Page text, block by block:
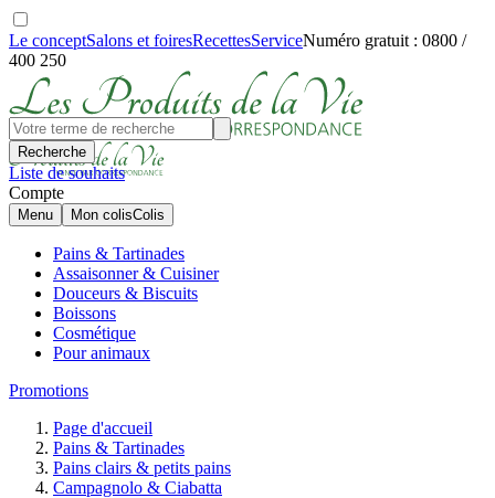
Le conceptSalons et foiresRecettesServiceNuméro gratuit : 0800 /
400 250
Recherche
Liste de souhaits
Compte
Menu Mon colisColis
Pains & Tartinades
Assaisonner & Cuisiner
Douceurs & Biscuits
Boissons
Cosmétique
Pour animaux
Promotions
Page d'accueil
Pains & Tartinades
Pains clairs & petits pains
Campagnolo & Ciabatta